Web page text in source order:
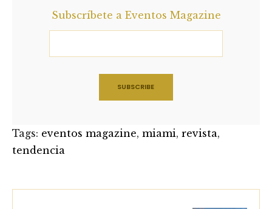
Subscríbete a Eventos Magazine
Tags: eventos magazine, miami, revista,
tendencia